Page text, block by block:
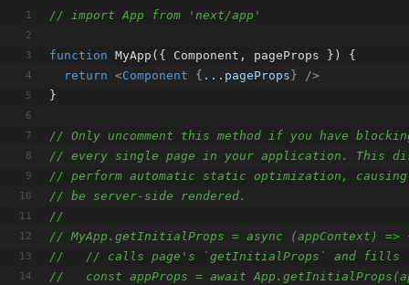
// import App from 'next/app'
function MyApp ( { Component, pageProps } ) {
return <Component { ...pageProps} />
}
// Only uncomment this method if you have
// every single page in your application. This
// perform automatic static optimization,
// be server-side rendered.
//
// MyApp.getInitialProps = async (appContext) =>
//   // calls page's `getInitialProps` and fills
//   const appProps = await